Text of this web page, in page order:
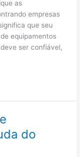
as
empresas
que seu
equipamentos
ser confiável,
do